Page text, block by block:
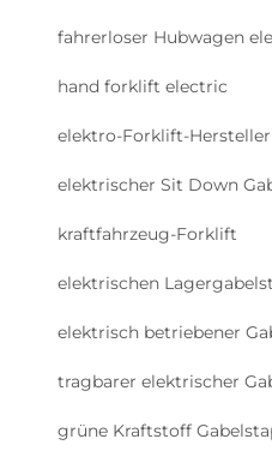
fahrerloser Hubwagen
hand forklift electric
elektro-Forklift-Hersteller
elektrischer Sit Down
kraftfahrzeug-Forklift
elektrischen
elektrisch betriebener
tragbarer elektrischer
grüne Kraftstoff